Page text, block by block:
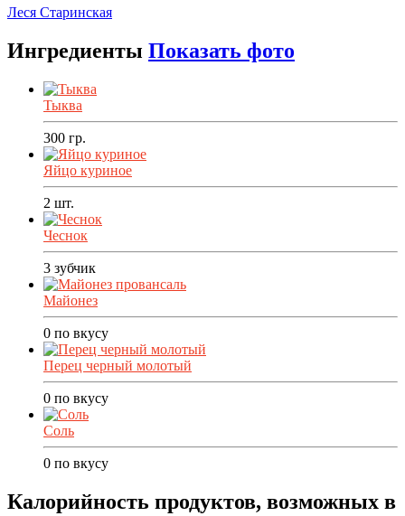
Леся Старинская
Ингредиенты Показать фото
Тыква
300 гр.
Яйцо куриное
2 шт.
Чеснок
3 зубчик
Майонез
0 по вкусу
Перец черный молотый
0 по вкусу
Соль
0 по вкусу
Калорийность продуктов, возможных в